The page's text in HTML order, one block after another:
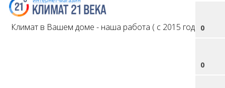
0
0
Климат в Вашем доме - наша работа ( с 2015 года )